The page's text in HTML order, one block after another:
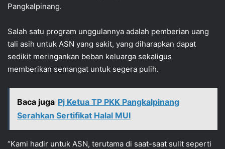
Pangkalpinang.
Salah satu program unggulannya adalah pemberian uang
tali asih untuk ASN yang sakit, yang diharapkan dapat
sedikit meringankan beban keluarga sekaligus
memberikan semangat untuk segera pulih.
Baca juga Pj Ketua TP PKK Pangkalpinang
Serahkan Sertifikat Halal MUI
“Kami hadir untuk ASN, terutama di saat-saat sulit seperti